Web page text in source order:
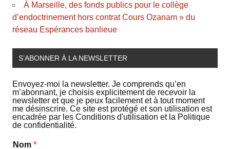
À Marseille, des fonds publics pour le collège
d’endoctrinement hors contrat Cours Ozanam » du
réseau Espérances banlieue
S’ABONNER À LA NEWSLETTER
Envoyez-moi la newsletter. Je comprends qu’en
m’abonnant, je choisis explicitement de recevoir la
newsletter et que je peux facilement et à tout moment
me désinscrire. Ce site est protégé et son utilisation est
encadrée par les Conditions d'utilisation et la Politique
de confidentialité.
Nom *